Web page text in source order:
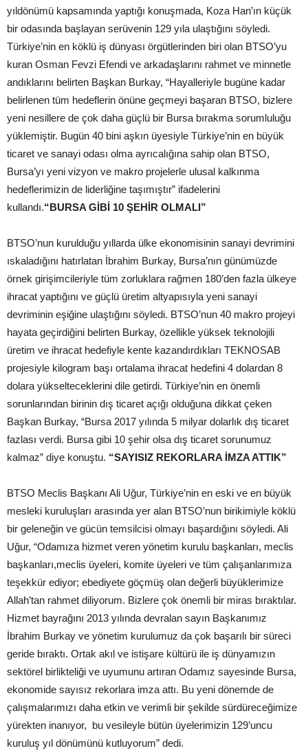
yıldönümü kapsamında yaptığı konuşmada, Koza Han’ın küçük
bir odasında başlayan serüvenin 129 yıla ulaştığını söyledi.
Türkiye’nin en köklü iş dünyası örgütlerinden biri olan BTSO’yu
kuran Osman Fevzi Efendi ve arkadaşlarını rahmet ve minnetle
andıklarını belirten Başkan Burkay, “Hayalleriyle bugüne kadar
belirlenen tüm hedeflerin önüne geçmeyi başaran BTSO, bizlere
yeni nesillere de çok daha güçlü bir Bursa bırakma sorumluluğu
yüklemiştir. Bugün 40 bini aşkın üyesiyle Türkiye’nin en büyük
ticaret ve sanayi odası olma ayrıcalığına sahip olan BTSO,
Bursa’yı yeni vizyon ve makro projelerle ulusal kalkınma
hedeflerimizin de liderliğine taşımıştır” ifadelerini
kullandı.“BURSA GİBİ 10 ŞEHİR OLMALI”
BTSO’nun kurulduğu yıllarda ülke ekonomisinin sanayi devrimini
ıskaladığını hatırlatan İbrahim Burkay, Bursa’nın günümüzde
örnek girişimcileriyle tüm zorluklara rağmen 180’den fazla ülkeye
ihracat yaptığını ve güçlü üretim altyapısıyla yeni sanayi
devriminin eşiğine ulaştığını söyledi. BTSO’nun 40 makro projeyi
hayata geçirdiğini belirten Burkay, özellikle yüksek teknolojili
üretim ve ihracat hedefiyle kente kazandırdıkları TEKNOSAB
projesiyle kilogram başı ortalama ihracat hedefini 4 dolardan 8
dolara yükselteceklerini dile getirdi. Türkiye’nin en önemli
sorunlarından birinin dış ticaret açığı olduğuna dikkat çeken
Başkan Burkay, “Bursa 2017 yılında 5 milyar dolarlık dış ticaret
fazlası verdi. Bursa gibi 10 şehir olsa dış ticaret sorunumuz
kalmaz” diye konuştu. “SAYISIZ REKORLARA İMZA ATTIK”
BTSO Meclis Başkanı Ali Uğur, Türkiye’nin en eski ve en büyük
mesleki kuruluşları arasında yer alan BTSO’nun birikimiyle köklü
bir geleneğin ve gücün temsilcisi olmayı başardığını söyledi. Ali
Uğur, “Odamıza hizmet veren yönetim kurulu başkanları, meclis
başkanları,meclis üyeleri, komite üyeleri ve tüm çalışanlarımıza
teşekkür ediyor; ebediyete göçmüş olan değerli büyüklerimize
Allah’tan rahmet diliyorum. Bizlere çok önemli bir miras bıraktılar.
Hizmet bayrağını 2013 yılında devralan sayın Başkanımız
İbrahim Burkay ve yönetim kurulumuz da çok başarılı bir süreci
geride bıraktı. Ortak akıl ve istişare kültürü ile iş dünyamızın
sektörel birlikteliği ve uyumunu artıran Odamız sayesinde Bursa,
ekonomide sayısız rekorlara imza attı. Bu yeni dönemde de
çalışmalarımızı daha etkin ve verimli bir şekilde sürdüreceğimize
yürekten inanıyor, bu vesileyle bütün üyelerimizin 129’uncu
kuruluş yıl dönümünü kutluyorum” dedi.